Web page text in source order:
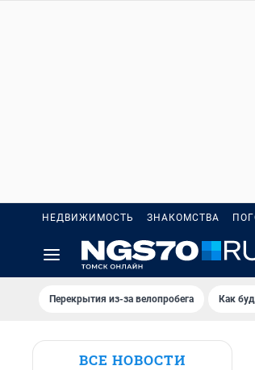
НЕДВИЖИМОСТЬ ЗНАКОМСТВА
Перекрытия из-за велопробега Как
ВСЕ НОВОСТИ